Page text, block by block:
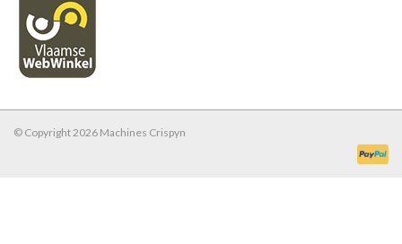
© Copyright 2026 Machines Crispyn